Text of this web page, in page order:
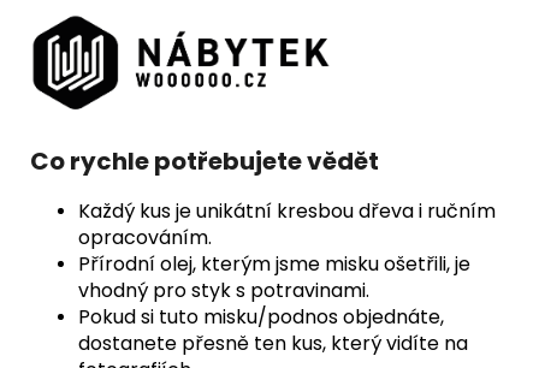
Co rychle potřebujete vědět
Každý kus je unikátní kresbou dřeva i ručním
opracováním.
Přírodní olej, kterým jsme misku ošetřili, je
vhodný pro styk s potravinami.
Pokud si tuto misku/podnos objednáte,
dostanete přesně ten kus, který vidíte na